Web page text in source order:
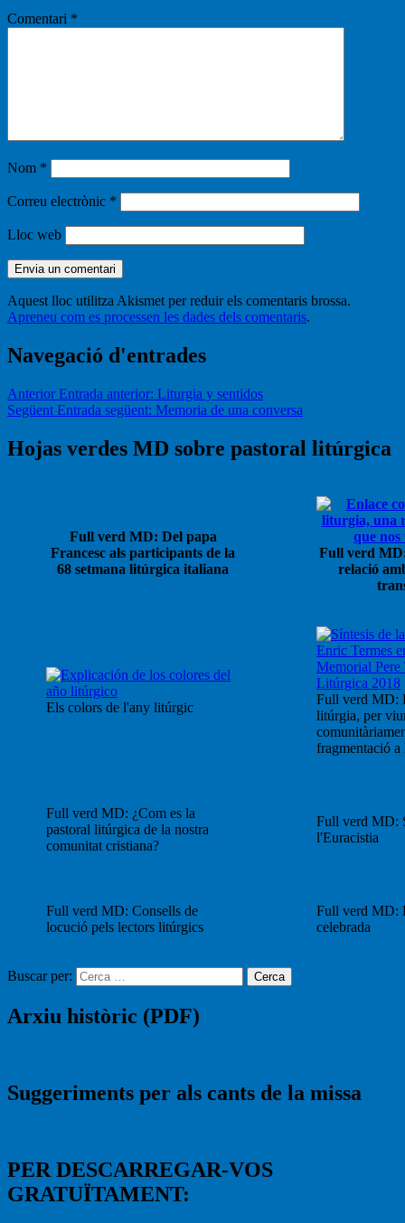
Comentari *
Nom *
Correu electrònic *
Lloc web
Aquest lloc utilitza Akismet per reduir els comentaris brossa.
Apreneu com es processen les dades dels comentaris.
Navegació d'entrades
Anterior Entrada anterior: Liturgia y sentidos
Següent Entrada següent: Memoria de una conversa
Hojas verdes MD sobre pastoral litúrgica
Full verd MD: Del papa
Francesc als participants de la
68 setmana litúrgica italiana
Full verd
relació
Els colors de l'any litúrgic
Full verd MD:
litúrgia, per
fragmentació a
Full verd MD: ¿Com es la
pastoral litúrgica de la nostra
comunitat cristiana?
Full verd MD:
l'Euracistia
Full verd MD: Consells de
locució pels lectors litúrgics
Full verd MD:
celebrada
Buscar per: Cerca
Arxiu històric (PDF)
Suggeriments per als cants de la missa
PER DESCARREGAR-VOS
GRATUÏTAMENT: